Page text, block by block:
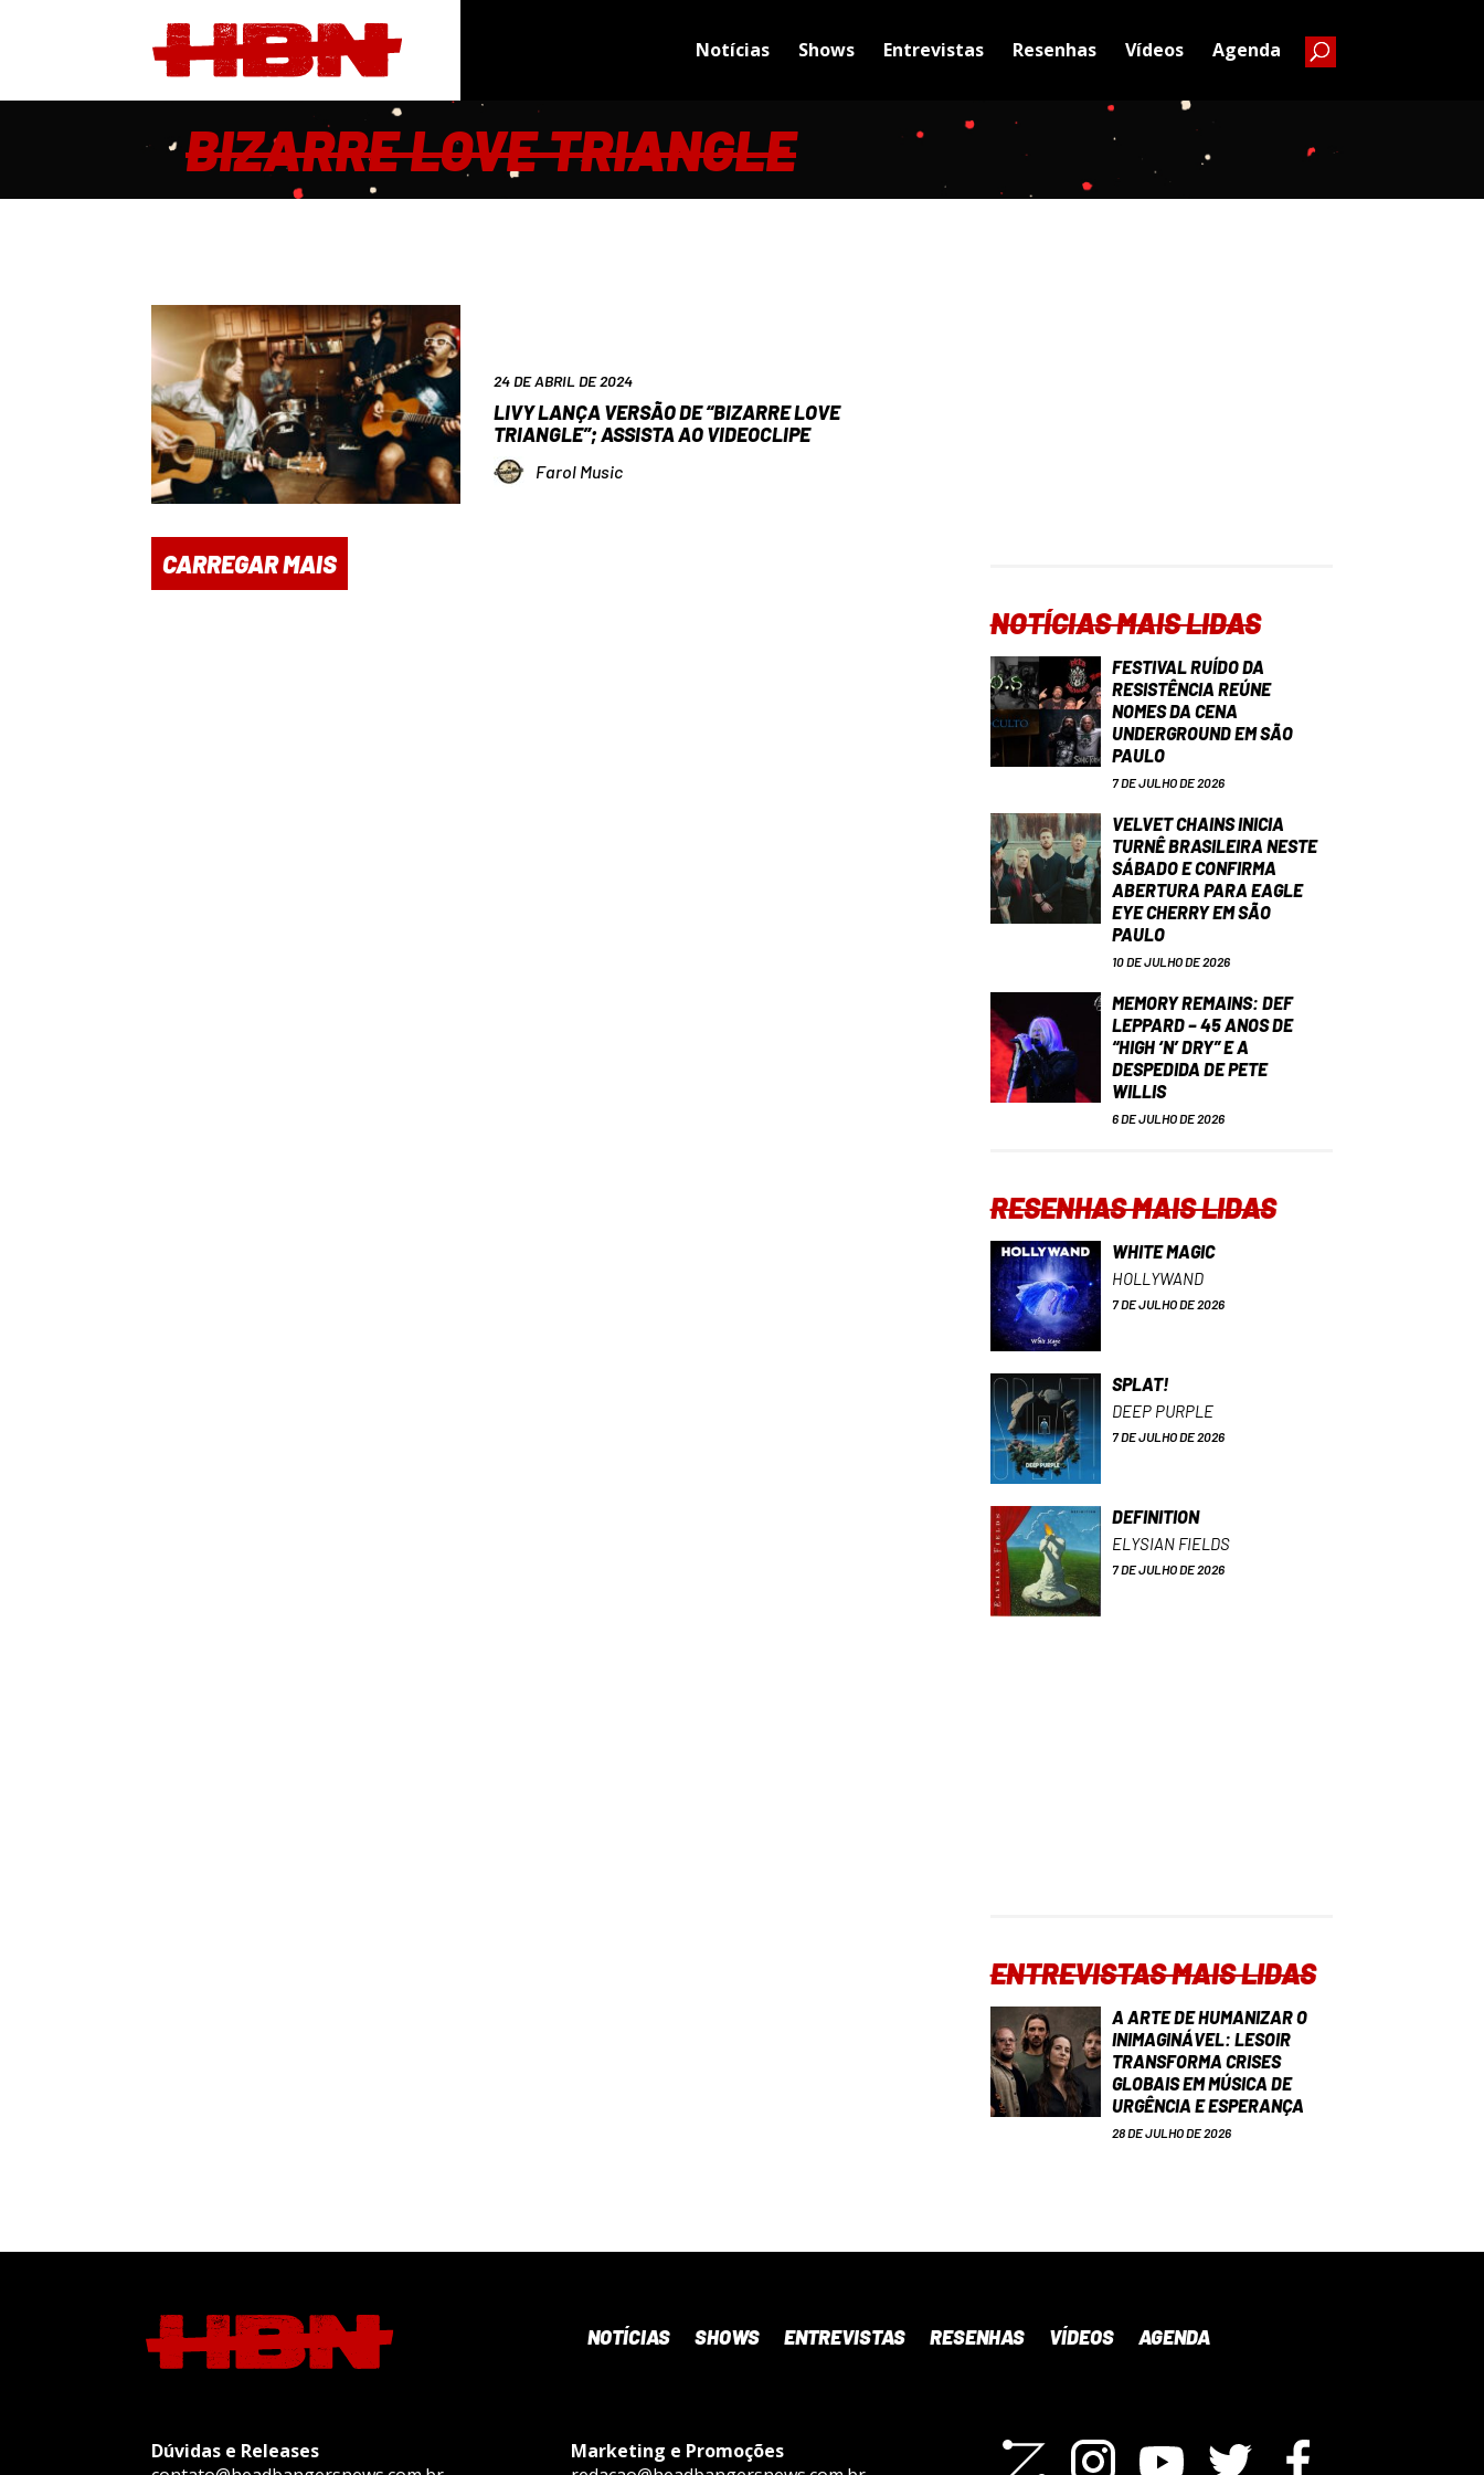
Notícias Shows Entrevistas Resenhas Vídeos Agenda
BIZARRE LOVE TRIANGLE
24 DE ABRIL DE 2024
LIVY LANÇA VERSÃO DE “BIZARRE LOVE
TRIANGLE”; ASSISTA AO VIDEOCLIPE
Farol Music
CARREGAR MAIS
NOTÍCIAS MAIS LIDAS
FESTIVAL RUÍDO DA
RESISTÊNCIA REÚNE
NOMES DA CENA
UNDERGROUND EM SÃO
PAULO
7 DE JULHO DE 2026
VELVET CHAINS INICIA
TURNÊ BRASILEIRA NESTE
SÁBADO E CONFIRMA
ABERTURA PARA EAGLE
EYE CHERRY EM SÃO
PAULO
10 DE JULHO DE 2026
MEMORY REMAINS: DEF
LEPPARD – 45 ANOS DE
“HIGH ‘N’ DRY” E A
DESPEDIDA DE PETE
WILLIS
6 DE JULHO DE 2026
RESENHAS MAIS LIDAS
WHITE MAGIC
HOLLYWAND
7 DE JULHO DE 2026
SPLAT!
DEEP PURPLE
7 DE JULHO DE 2026
DEFINITION
ELYSIAN FIELDS
7 DE JULHO DE 2026
ENTREVISTAS MAIS LIDAS
A ARTE DE HUMANIZAR O
INIMAGINÁVEL: LESOIR
TRANSFORMA CRISES
GLOBAIS EM MÚSICA DE
URGÊNCIA E ESPERANÇA
28 DE JULHO DE 2026
NOTÍCIAS SHOWS ENTREVISTAS RESENHAS VÍDEOS AGENDA
Dúvidas e Releases
Marketing e Promoções